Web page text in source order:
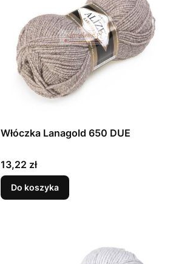
Włóczka Lanagold 650 DUE
Cena
13,22 zł
Do koszyka